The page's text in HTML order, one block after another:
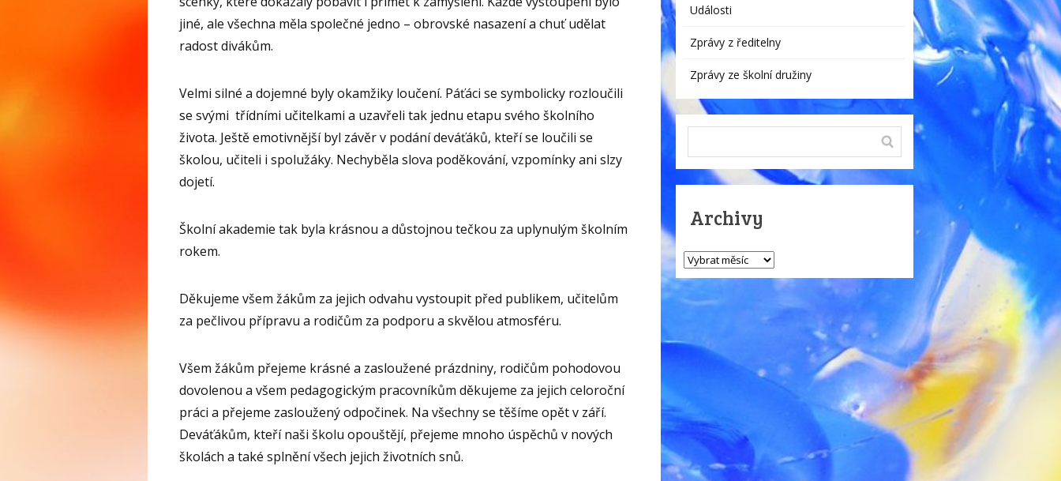
jiné, ale všechna měla společné jedno – obrovské nasazení a chuť udělat
radost divákům.
Velmi silné a dojemné byly okamžiky loučení. Páťáci se symbolicky rozloučili
se svými třídními učitelkami a uzavřeli tak jednu etapu svého školního
života. Ještě emotivnější byl závěr v podání deváťáků, kteří se loučili se
školou, učiteli i spolužáky. Nechyběla slova poděkování, vzpomínky ani slzy
dojetí.
Školní akademie tak byla krásnou a důstojnou tečkou za uplynulým školním
rokem.
Děkujeme všem žákům za jejich odvahu vystoupit před publikem, učitelům
za pečlivou přípravu a rodičům za podporu a skvělou atmosféru.
Všem žákům přejeme krásné a zasloužené prázdniny, rodičům pohodovou
dovolenou a všem pedagogickým pracovníkům děkujeme za jejich celoroční
práci a přejeme zasloužený odpočinek. Na všechny se těšíme opět v září.
Deváťákům, kteří naši školu opouštějí, přejeme mnoho úspěchů v nových
školách a také splnění všech jejich životních snů.
Události
Zprávy z ředitelny
Zprávy ze školní družiny
Archivy